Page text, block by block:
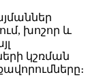
խոշոր և
կշռման